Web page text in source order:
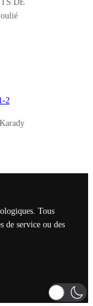
DE
2
Tous
de service ou des